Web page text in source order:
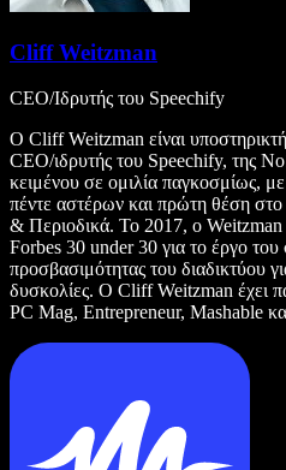
Cliff Weitzman
CEO/Ιδρυτής του Speechify
Ο Cliff Weitzman είναι
CEO/ιδρυτής του Speechify, της
κειμένου σε ομιλία παγκοσμίως,
πέντε αστέρων και πρώτη θέση
& Περιοδικά. Το 2017, ο
Forbes 30 under 30 για το έργο του
προσβασιμότητας του διαδικτύου
δυσκολίες. Ο Cliff Weitzman έχει
PC Mag, Entrepreneur, Mashable